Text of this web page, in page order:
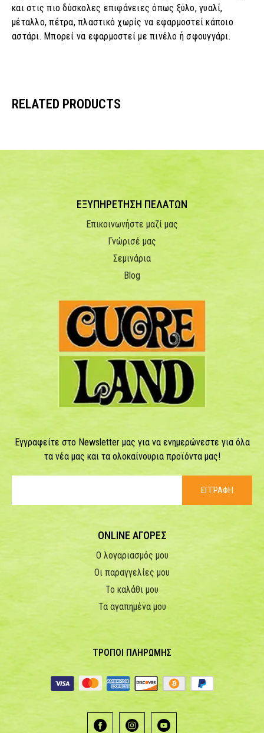
και στις πιο δύσκολες επιφάνειες όπως ξύλο, γυαλί,
μέταλλο, πέτρα, πλαστικό χωρίς να εφαρμοστεί κάποιο
αστάρι. Μπορεί να εφαρμοστεί με πινέλο ή σφουγγάρι.
RELATED PRODUCTS
ΕΞΥΠΗΡΕΤΗΣΗ ΠΕΛΑΤΩΝ
Επικοινωνήστε μαζί μας
Γνώρισέ μας
Σεμινάρια
Blog
Εγγραφείτε στο Newsletter μας για να ενημερώνεστε για όλα
τα νέα μας και τα ολοκαίνουρια προϊόντα μας!
ΕΓΓΡΑΦΗ
ONLINE ΑΓΟΡΕΣ
Ο λογαριασμός μου
Οι παραγγελίες μου
Το καλάθι μου
Τα αγαπημένα μου
ΤΡΟΠΟΙ ΠΛΗΡΩΜΗΣ